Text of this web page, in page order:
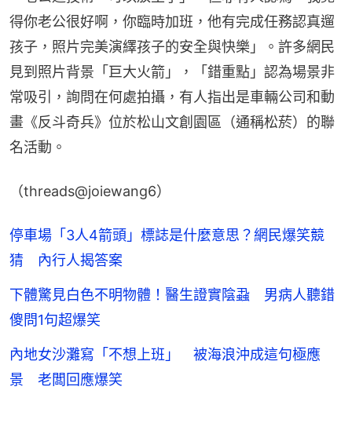
得你老公很好啊，你臨時加班，他有完成任務認真遛
孩子，照片完美演繹孩子的安全與快樂」。許多網民
見到照片背景「巨大火箭」，「錯重點」認為場景非
常吸引，詢問在何處拍攝，有人指出是車輛公司和動
畫《反斗奇兵》位於松山文創園區（通稱松菸）的聯
名活動。
（threads@joiewang6）
停車場「3人4箭頭」標誌是什麼意思？網民爆笑競
猜 內行人揭答案
下體驚見白色不明物體！醫生證實陰蝨 男病人聽錯
傻問1句超爆笑
內地女沙灘寫「不想上班」 被海浪沖成這句極應
景 老闆回應爆笑